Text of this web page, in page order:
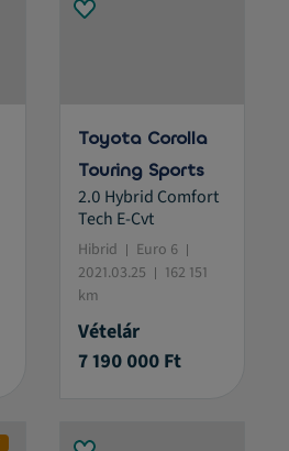
Toyota Corolla
Touring Sports
2.0 Hybrid Comfort
Tech E-Cvt
Hibrid
Euro 6
2021.03.25
162 151
km
Vételár
7 190 000 Ft